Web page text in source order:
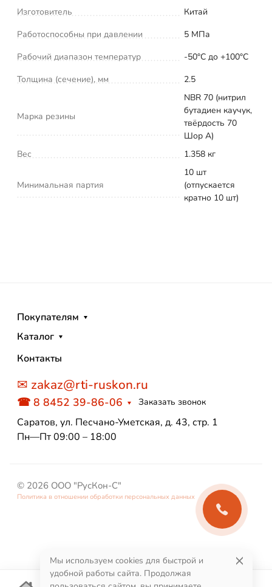
Изготовитель
Китай
Работоспособны при давлении
5 МПа
Рабочий диапазон температур
-50°С до +100°С
Толщина (сечение), мм
2.5
Марка резины
NBR 70 (нитрил
бутадиен каучук,
твёрдость 70
Шор А)
Вес
1.358 кг
Минимальная партия
10 шт
(отпускается
кратно 10 шт)
Покупателям
Каталог
Контакты
✉ zakaz@rti-ruskon.ru
☎ 8 8452 39-86-06 Заказать звонок
Саратов, ул. Песчано-Уметская, д. 43, стр. 1
Пн—Пт 09:00 – 18:00
© 2026 ООО "РусКон-С"
Политика в отношении обработки персональных данных
Мы используем cookies для быстрой и
удобной работы сайта. Продолжая